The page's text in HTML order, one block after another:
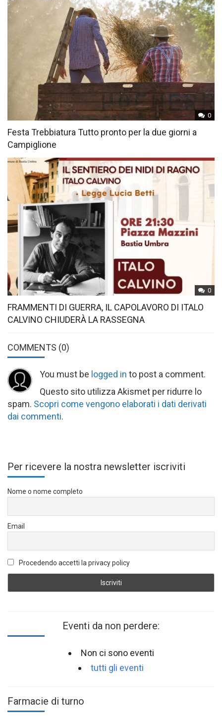
0
Festa Trebbiatura Tutto pronto per la due giorni a
Campiglione
0
FRAMMENTI DI GUERRA, IL CAPOLAVORO DI ITALO
CALVINO CHIUDERÀ LA RASSEGNA
COMMENTS (0)
You must be logged in to post a comment.
Questo sito utilizza Akismet per ridurre lo
spam. Scopri come vengono elaborati i dati derivati
dai commenti.
Per ricevere la nostra newsletter iscriviti
Nome o nome completo
Email
Procedendo accetti la privacy policy
Eventi da non perdere:
Non ci sono eventi
tutti gli eventi
Farmacie di turno